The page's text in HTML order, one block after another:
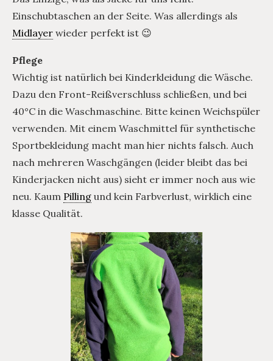
Einschubtaschen an der Seite. Was allerdings als
Midlayer wieder perfekt ist 😉
Pflege
Wichtig ist natürlich bei Kinderkleidung die Wäsche.
Dazu den Front-Reißverschluss schließen, und bei
40°C in die Waschmaschine. Bitte keinen Weichspüler
verwenden. Mit einem Waschmittel für synthetische
Sportbekleidung macht man hier nichts falsch. Auch
nach mehreren Waschgängen (leider bleibt das bei
Kinderjacken nicht aus) sieht er immer noch aus wie
neu. Kaum Pilling und kein Farbverlust, wirklich eine
klasse Qualität.